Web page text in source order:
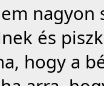
nagyon
és
hogy a